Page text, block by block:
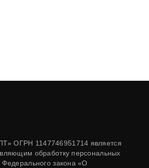
ОГРН 1147746951714 является
обработку персональных
закона «О